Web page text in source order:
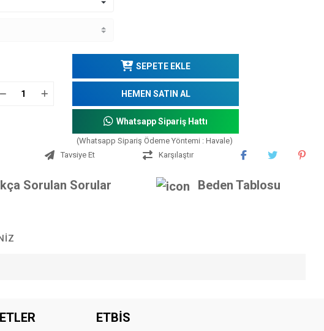
SEPETE EKLE
HEMEN SATIN AL
Whatsapp Sipariş Hattı
(Whatsapp Sipariş Ödeme Yöntemi : Havale)
Tavsiye Et
Karşılaştır
Sorulan Sorular Beden Tablosu
ETBİS